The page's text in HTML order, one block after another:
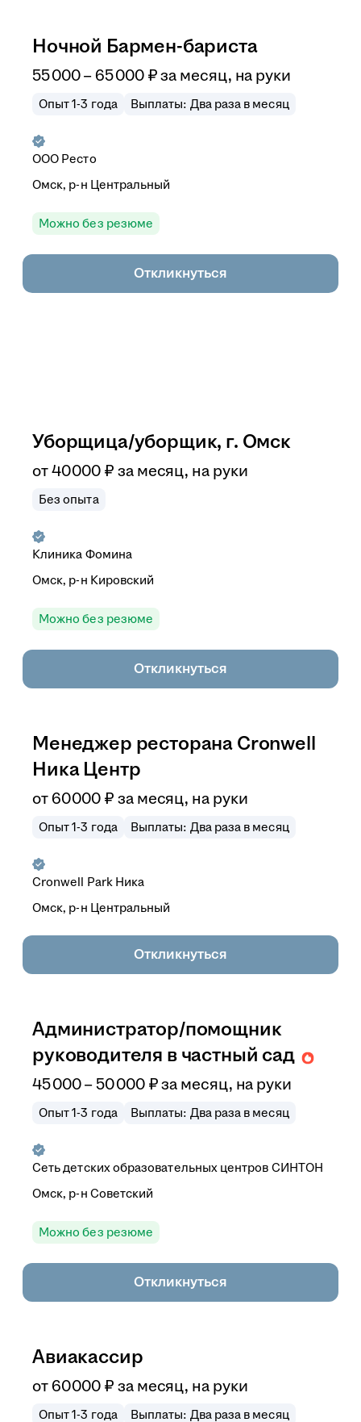
Ночной Бармен-бариста
55 000–65 000 ₽ за месяц, на руки
Опыт 1-3 года Выплаты: Два раза в месяц
ООО Ресто
Омск, р-н Центральный
Можно без резюме
Откликнуться
Уборщица/уборщик, г. Омск
от40 000 ₽ за месяц, на руки
Без опыта
Клиника Фомина
Омск, р-н Кировский
Можно без резюме
Откликнуться
Менеджер ресторана Cronwell
Ника Центр
от60 000 ₽ за месяц, на руки
Опыт 1-3 года Выплаты: Два раза в месяц
Cronwell Park Ника
Омск, р-н Центральный
Откликнуться
Администратор/помощник
руководителя в частный сад
45 000–50 000 ₽ за месяц, на руки
Опыт 1-3 года Выплаты: Два раза в месяц
Сеть детских образовательных центров СИНТОН
Омск, р-н Советский
Можно без резюме
Откликнуться
Авиакассир
от60 000 ₽ за месяц, на руки
Опыт 1-3 года Выплаты: Два раза в месяц